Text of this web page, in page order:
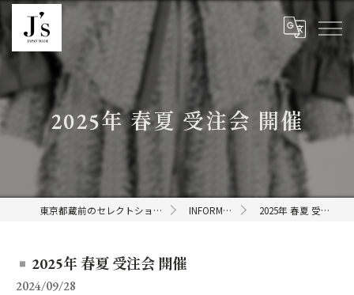
2025年 春夏 受注会 開催
東京都蔵前のセレクトショップならJ's INFORMATION 2025年 春夏 受注会 開催
2025年 春夏 受注会 開催
2024/09/28